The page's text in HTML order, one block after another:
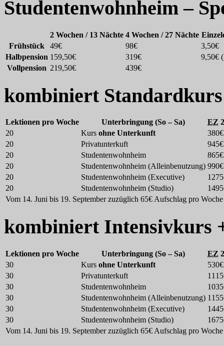
Studentenwohnheim –
2 Wochen / 13 Nächte 4 Wochen / 27 Nächte
Frühstück
49€ 98€
3,50€
Halbpension 159,50€ 319€
9,50€
Vollpension 219,50€ 439€
kombiniert
Lektionen pro Woche Unterbringung (So – Sa) EZ
Vom 14. Juni bis 19. September zuzüglich 65€ Aufschlag pro
20 Kurs ohne Unterkunft
380€
20
Privatunterkuft
945€
20
Studentenwohnheim
865€
20
Studentenwohnheim (Alleinbenutzung) 990€
20
Studentenwohnheim (Executive)
20
Studentenwohnheim (Studio)
kombiniertIntensivkurs
Lektionen pro Woche Unterbringung (So – Sa) EZ
Vom 14. Juni bis 19. September zuzüglich 65€ Aufschlag pro
30 Kurs ohne Unterkunft
530€
30
Privatunterkuft
30
Studentenwohnheim
30
Studentenwohnheim (Alleinbenutzung)
30
Studentenwohnheim (Executive)
30
Studentenwohnheim (Studio)